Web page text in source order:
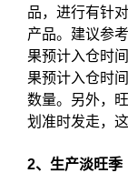
品，进行有针
产品。建议参
果预计入仓时
果预计入仓时
数量。另外，
划准时发走，
2、生产淡旺季